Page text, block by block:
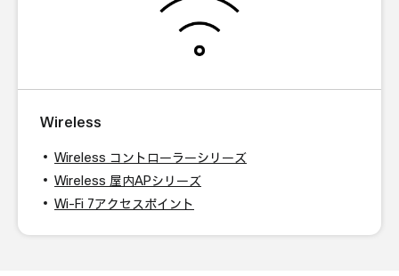
Wireless
Wireless コントローラーシリーズ
Wireless 屋内APシリーズ
Wi-Fi 7アクセスポイント